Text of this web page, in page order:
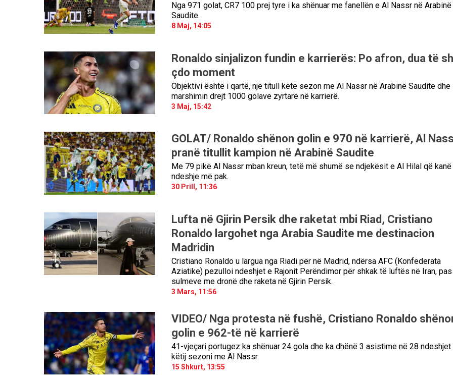
Nga 971 golat, CR7 100 prej tyre i ka shënuar me fanellën e Al Nassr në Arabinë
Saudite.
8 Maj, 14:05
Ronaldo sinjalizon fundin e karrierës: Po afron, dua të
çdo moment
Objektivi është i qartë, një titull këtë sezon me Al Nassr në Arabinë Saudite dhe
marshimin drejt 1000 golave zyrtarë në karrierë.
3 Maj, 15:42
GOLAT/ Ronaldo shënon golin e 970 në karrierë, Al
pranë titullit kampion në Arabinë Saudite
Me 79 pikë Al Nassr mban kreun, tetë më shumë se ndjekësit e Al Hilal që kanë
ndeshje më pak.
30 Prill, 11:36
Lufta në Gjirin Persik dhe raketat mbi Riad, Cristiano
Ronaldo largohet nga Arabia Saudite me destinacion
Madridin
Cristiano Ronaldo u largua nga Riadi për në Madrid, ndërsa AFC (Konfederata
Aziatike) pezulloi ndeshjet e Rajonit Perëndimor për shkak të luftës në Iran, pas
sulmeve me dronë dhe raketa në Gjirin Persik.
3 Mars, 11:56
VIDEO/ Nga protesta në fushë, Cristiano Ronaldo
golin e 962-të në karrierë
41-vjeçari portugez ka shënuar 24 gola dhe ka dhënë 3 asistime në 28 ndeshjet
këtij sezoni me Al Nassr.
15 Shkurt, 13:55